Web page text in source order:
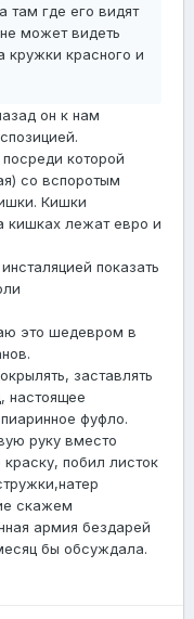
там где его видят
может видеть
кружки красного и
он к нам
которой
со вспоротым
Кишки
кишках лежат евро и
показать
это шедевром в
заставлять
настоящее
фуфло.
руку вместо
побил листок
скажем
армия бездарей
бы обсуждала.